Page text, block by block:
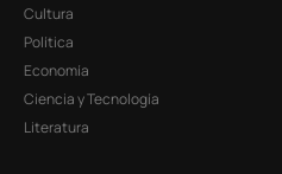
Cultura
Política
Economía
Ciencia y Tecnología
Literatura